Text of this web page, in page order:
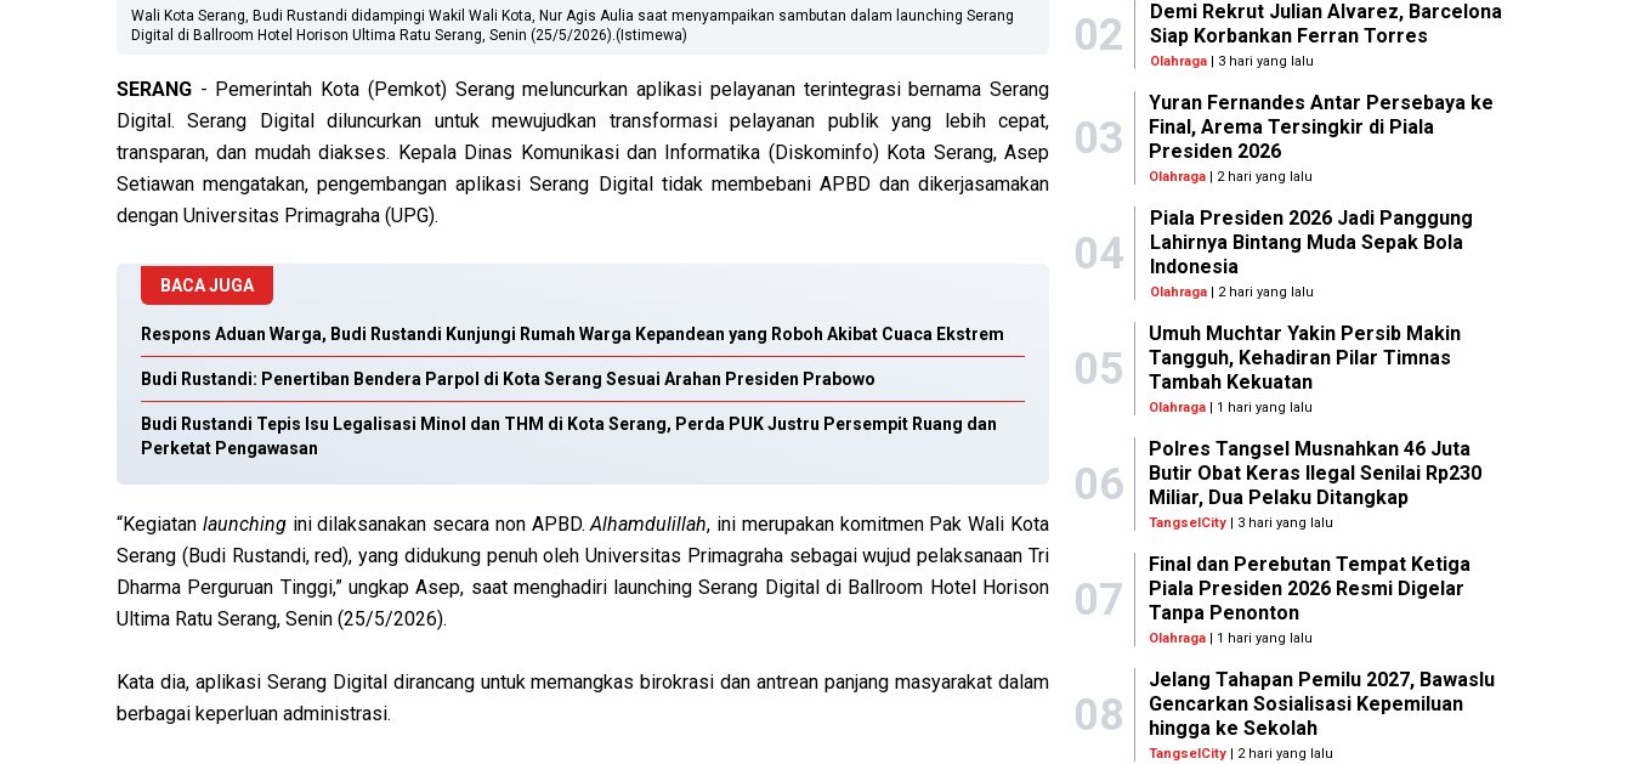
Wali Kota Serang, Budi Rustandi didampingi Wakil Wali Kota, Nur Agis Aulia saat menyampaikan sambutan dalam launching Serang
Digital di Ballroom Hotel Horison Ultima Ratu Serang, Senin (25/5/2026).(Istimewa)
SERANG - Pemerintah Kota (Pemkot) Serang meluncurkan aplikasi pelayanan terintegrasi bernama Serang
Digital. Serang Digital diluncurkan untuk mewujudkan transformasi pelayanan publik yang lebih cepat,
transparan, dan mudah diakses. Kepala Dinas Komunikasi dan Informatika (Diskominfo) Kota Serang, Asep
Setiawan mengatakan, pengembangan aplikasi Serang Digital tidak membebani APBD dan dikerjasamakan
dengan Universitas Primagraha (UPG).
BACA JUGA
Respons Aduan Warga, Budi Rustandi Kunjungi Rumah Warga Kepandean yang Roboh Akibat Cuaca Ekstrem
Budi Rustandi: Penertiban Bendera Parpol di Kota Serang Sesuai Arahan Presiden Prabowo
Budi Rustandi Tepis Isu Legalisasi Minol dan THM di Kota Serang, Perda PUK Justru Persempit Ruang dan
Perketat Pengawasan
“Kegiatan launchingini dilaksanakan secara non APBD.Alhamdulillah, ini merupakan komitmen Pak Wali Kota
Serang (Budi Rustandi, red), yang didukung penuh oleh Universitas Primagraha sebagai wujud pelaksanaan Tri
Dharma Perguruan Tinggi,” ungkap Asep, saat menghadiri launching Serang Digital di Ballroom Hotel Horison
Ultima Ratu Serang, Senin (25/5/2026).
Kata dia, aplikasi Serang Digital dirancang untuk memangkas birokrasi dan antrean panjang masyarakat dalam
berbagai keperluan administrasi.
02
Demi Rekrut Julian Alvarez, Barcelona
Siap Korbankan Ferran Torres
Olahraga| 3 hari yang lalu
03
Yuran Fernandes Antar Persebaya ke
Final, Arema Tersingkir di Piala
Presiden 2026
Olahraga | 2 hari yang lalu
04
Piala Presiden 2026 Jadi Panggung
Lahirnya Bintang Muda Sepak Bola
Indonesia
Olahraga| 2 hari yang lalu
05
Umuh Muchtar Yakin Persib Makin
Tangguh, Kehadiran Pilar Timnas
Tambah Kekuatan
Olahraga | 1 hari yang lalu
06
Polres Tangsel Musnahkan 46 Juta
Butir Obat Keras Ilegal Senilai Rp230
Miliar, Dua Pelaku Ditangkap
TangselCity | 3 hari yang lalu
07
Final dan Perebutan Tempat Ketiga
Piala Presiden 2026 Resmi Digelar
Tanpa Penonton
Olahraga | 1 hari yang lalu
08
Jelang Tahapan Pemilu 2027, Bawaslu
Gencarkan Sosialisasi Kepemiluan
hingga ke Sekolah
TangselCity | 2 hari yang lalu